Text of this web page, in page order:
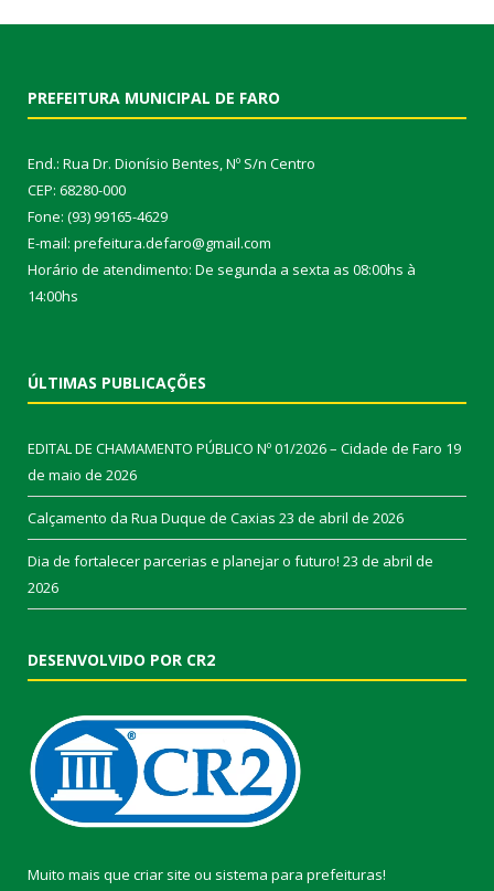
PREFEITURA MUNICIPAL DE FARO
End.: Rua Dr. Dionísio Bentes, Nº S/n Centro
CEP: 68280-000
Fone: (93) 99165-4629
E-mail: prefeitura.defaro@gmail.com
Horário de atendimento: De segunda a sexta as 08:00hs à
14:00hs
ÚLTIMAS PUBLICAÇÕES
EDITAL DE CHAMAMENTO PÚBLICO Nº 01/2026 – Cidade de Faro 19
de maio de 2026
Calçamento da Rua Duque de Caxias 23 de abril de 2026
Dia de fortalecer parcerias e planejar o futuro! 23 de abril de
2026
DESENVOLVIDO POR CR2
Muito mais que criar site ou sistema para prefeituras!